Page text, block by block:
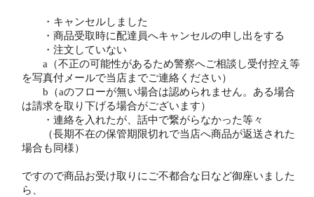
・キャンセルしました
・商品受取時に配達員へキャンセルの申し出をする
・注文していない
a（不正の可能性があるため警察へご相談し受付控え等
を写真付メールで当店までご連絡ください）
b（aのフローが無い場合は認められません。ある場合
は請求を取り下げる場合がございます）
・連絡を入れたが、話中で繋がらなかった等々
（長期不在の保管期限切れで当店へ商品が返送された
場合も同様）
ですので商品お受け取りにご不都合な日など御座いました
ら、